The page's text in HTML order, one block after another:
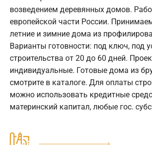
возведением деревянных домов.
европейской части России.
летние и зимние дома из
Варианты готовности: под ключ, под
строительства от 20 до 60 дней.
индивидуальные. Готовые дома из
смотрите в каталоге. Для оплаты
можно использовать кредитные
материнский капитал, любые гос.